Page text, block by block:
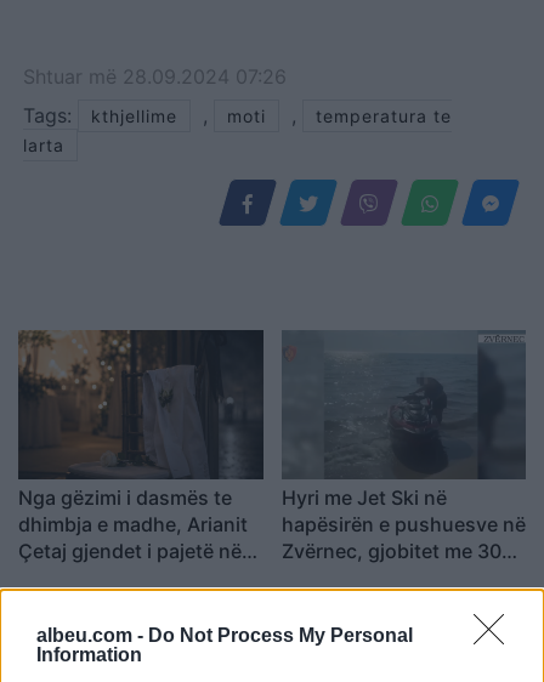
albeu.com - Do Not Process My Personal
Information
Shtuar më 28.09.2024 07:26
Tags:
kthjellime , moti ,
temperatura te
larta
Nga gëzimi i dasmës te
dhimbja e madhe, Arianit
Çetaj gjendet i pajetë në
Hyri me Jet Ski në
hapësirën e pushuesve në
Zvërnec, gjobitet me 300